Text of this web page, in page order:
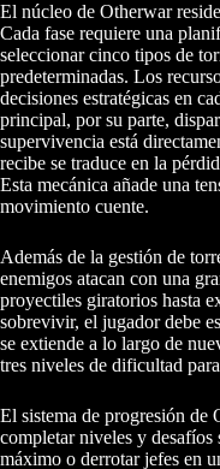
El núcleo de Otherwar
Cada fase requiere una
seleccionar cinco tipos de
predeterminadas. Los
decisiones estratégicas en
principal, por su parte,
supervivencia está
recibe se traduce en la
Esta mecánica añade una
movimiento cuente.
Además de la gestión de
enemigos atacan con una
proyectiles giratorios hasta
sobrevivir, el jugador debe
se extiende a lo largo de
tres niveles de dificultad
El sistema de progresión de
completar niveles y desafíos
máximo o derrotar jefes en